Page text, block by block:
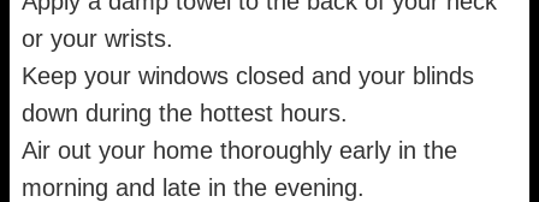
or your wrists.
Keep your windows closed and your blinds
down during the hottest hours.
Air out your home thoroughly early in the
morning and late in the evening.